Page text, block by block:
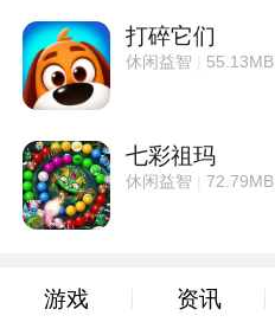
打碎它们
休闲益智 55.13MB
七彩祖玛
休闲益智 72.79MB
游戏 资讯